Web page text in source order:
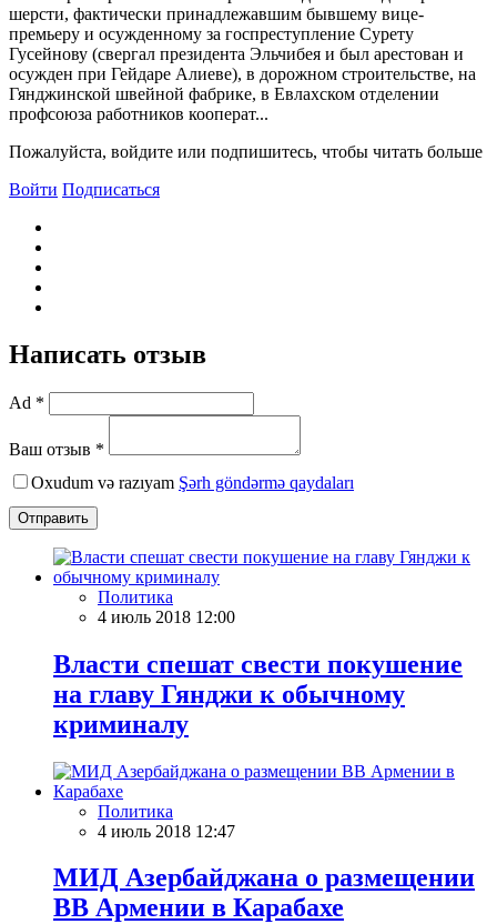
шерсти, фактически принадлежавшим бывшему вице-
премьеру и осужденному за госпреступление Сурету
Гусейнову (свергал президента Эльчибея и был арестован и
осужден при Гейдаре Алиеве), в дорожном строительстве, на
Гянджинской швейной фабрике, в Евлахском отделении
профсоюза работников кооперат...
Пожалуйста, войдите или подпишитесь, чтобы читать больше
Войти Подписаться
Написать отзыв
Ad *
Ваш отзыв *
Oxudum və razıyam Şərh göndərmə qaydaları
Отправить
Политика
4 июль 2018 12:00
Власти спешат свести покушение
на главу Гянджи к обычному
криминалу
Политика
4 июль 2018 12:47
МИД Азербайджана о размещении
ВВ Армении в Карабахе